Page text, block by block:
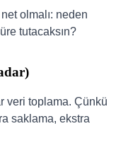
olmalı: neden
tutacaksın?
veri toplama. Çünkü
saklama, ekstra